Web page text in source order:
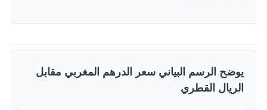
يوضح الرسم البياني سعر الدرهم المغربي مقابل
الريال القطري